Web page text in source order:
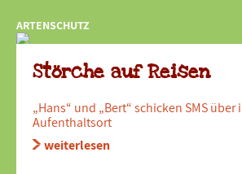
ARTENSCHUTZ
Störche auf Reisen
„Hans“ und „Bert“ schicken SMS über
Aufenthaltsort
weiterlesen